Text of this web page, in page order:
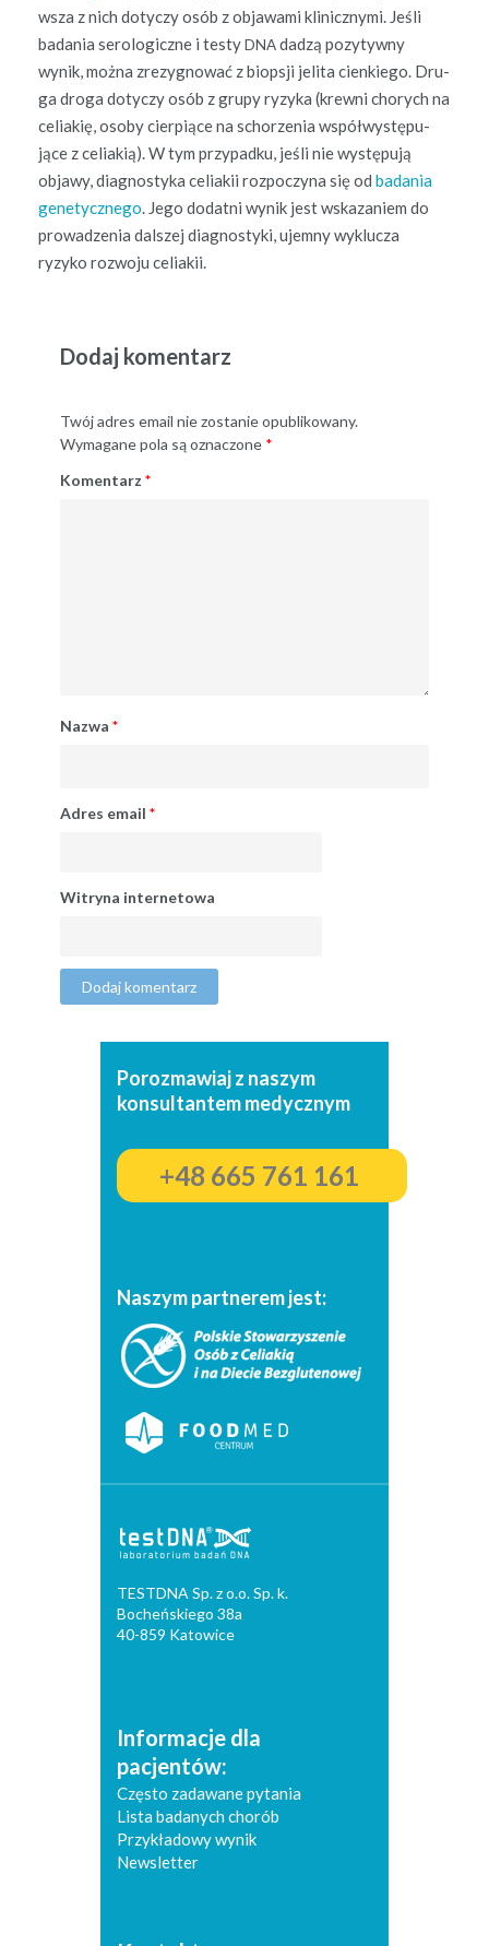
wsza z nich doty­czy osób z objawa­mi klin­iczny­mi. Jeśli
bada­nia sero­log­iczne i testyDNAdadzą pozy­ty­wny
wynik, moż­na zrezyg­nować z biop­sji jeli­ta cienkiego. Dru­
ga dro­ga doty­czy osób z grupy ryzy­ka (krewni chorych na
celi­ak­ię, oso­by cier­piące na schorzenia współwys­tępu­
jące z celi­ak­ią). W tym przy­pad­ku, jeśli nie wys­tępu­ją
objawy, diag­nos­ty­ka celi­akii rozpoczy­na się od bada­nia
gene­ty­cznego . Jego dodat­ni wynik jest wskazaniem do
prowadzenia dal­szej diag­nos­ty­ki, ujem­ny wyk­lucza
ryzyko roz­wo­ju celiakii.
Dodaj komentarz
Twój adres email nie zostanie opublikowany.
Wymagane pola są oznaczone *
Komentarz *
Nazwa *
Adres email *
Witryna internetowa
Porozmawiaj z naszym
konsultantem medycznym
+48 665 761 161
Naszym partnerem jest:
TESTDNA Sp. z o.o. Sp. k.
Bocheńskiego 38a
40-859 Katowice
Informacje dla
pacjentów:
Często zadawane pytania
Lista badanych chorób
Przykładowy wynik
Newsletter